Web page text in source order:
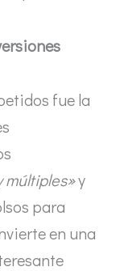
fue la
múltiples»y
para
en una